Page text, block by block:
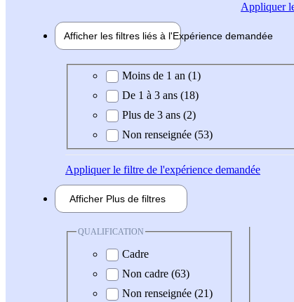
Appliquer
Afficher les filtres liés à l'Expérience demandée
Expérience demandée
Moins de 1 an (1)
De 1 à 3 ans (18)
Plus de 3 ans (2)
Non renseignée (53)
Appliquerle filtre de l'expérience demandée
Afficher Plus de filtres
QUALIFICATION
Cadre
Non cadre (63)
Non renseignée (21)